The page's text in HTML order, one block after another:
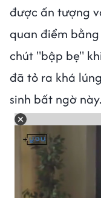
được ấn tượng
quan điểm
chút "bập bẹ"
đã tỏ ra khá
sinh bất ngờ này.